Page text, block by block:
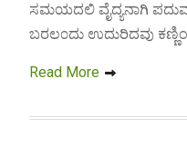
ಸಮಯದಲಿ ವೈದ್ಯನಾಗಿ
ಬರಲ೦ದು ಉದುರಿದವು
Read More